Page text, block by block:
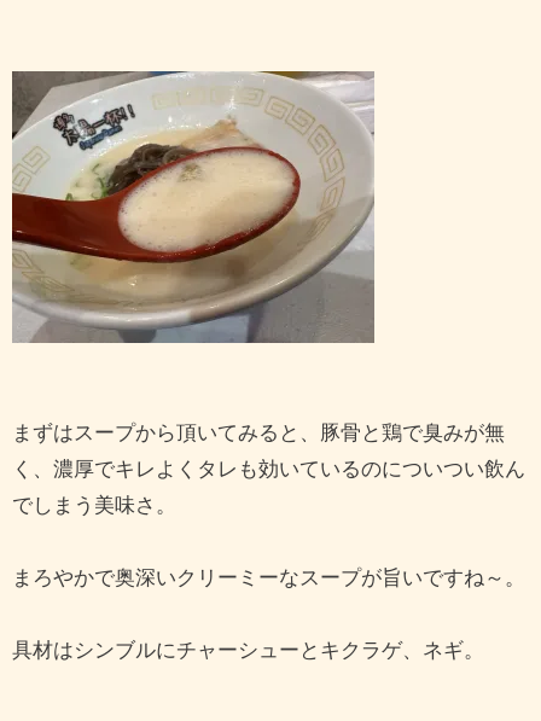
まずはスープから頂いてみると、豚骨と鶏で臭みが無
く、濃厚でキレよくタレも効いているのについつい飲ん
でしまう美味さ。
まろやかで奥深いクリーミーなスープが旨いですね～。
具材はシンブルにチャーシューとキクラゲ、ネギ。